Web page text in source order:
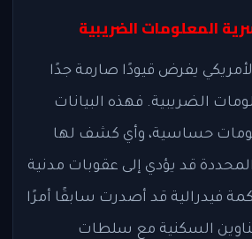
المعلومات الضريبية
الأمريكي يفرض قيودًا صارمة جدًا
الضريبية. فهذه البيانات
حساسية، وأي كشف لها
قد يؤدي إلى عقوبات مدنية
فيدرالية قد أصدرت سابقًا أمرًا
السكنية مع سلطات